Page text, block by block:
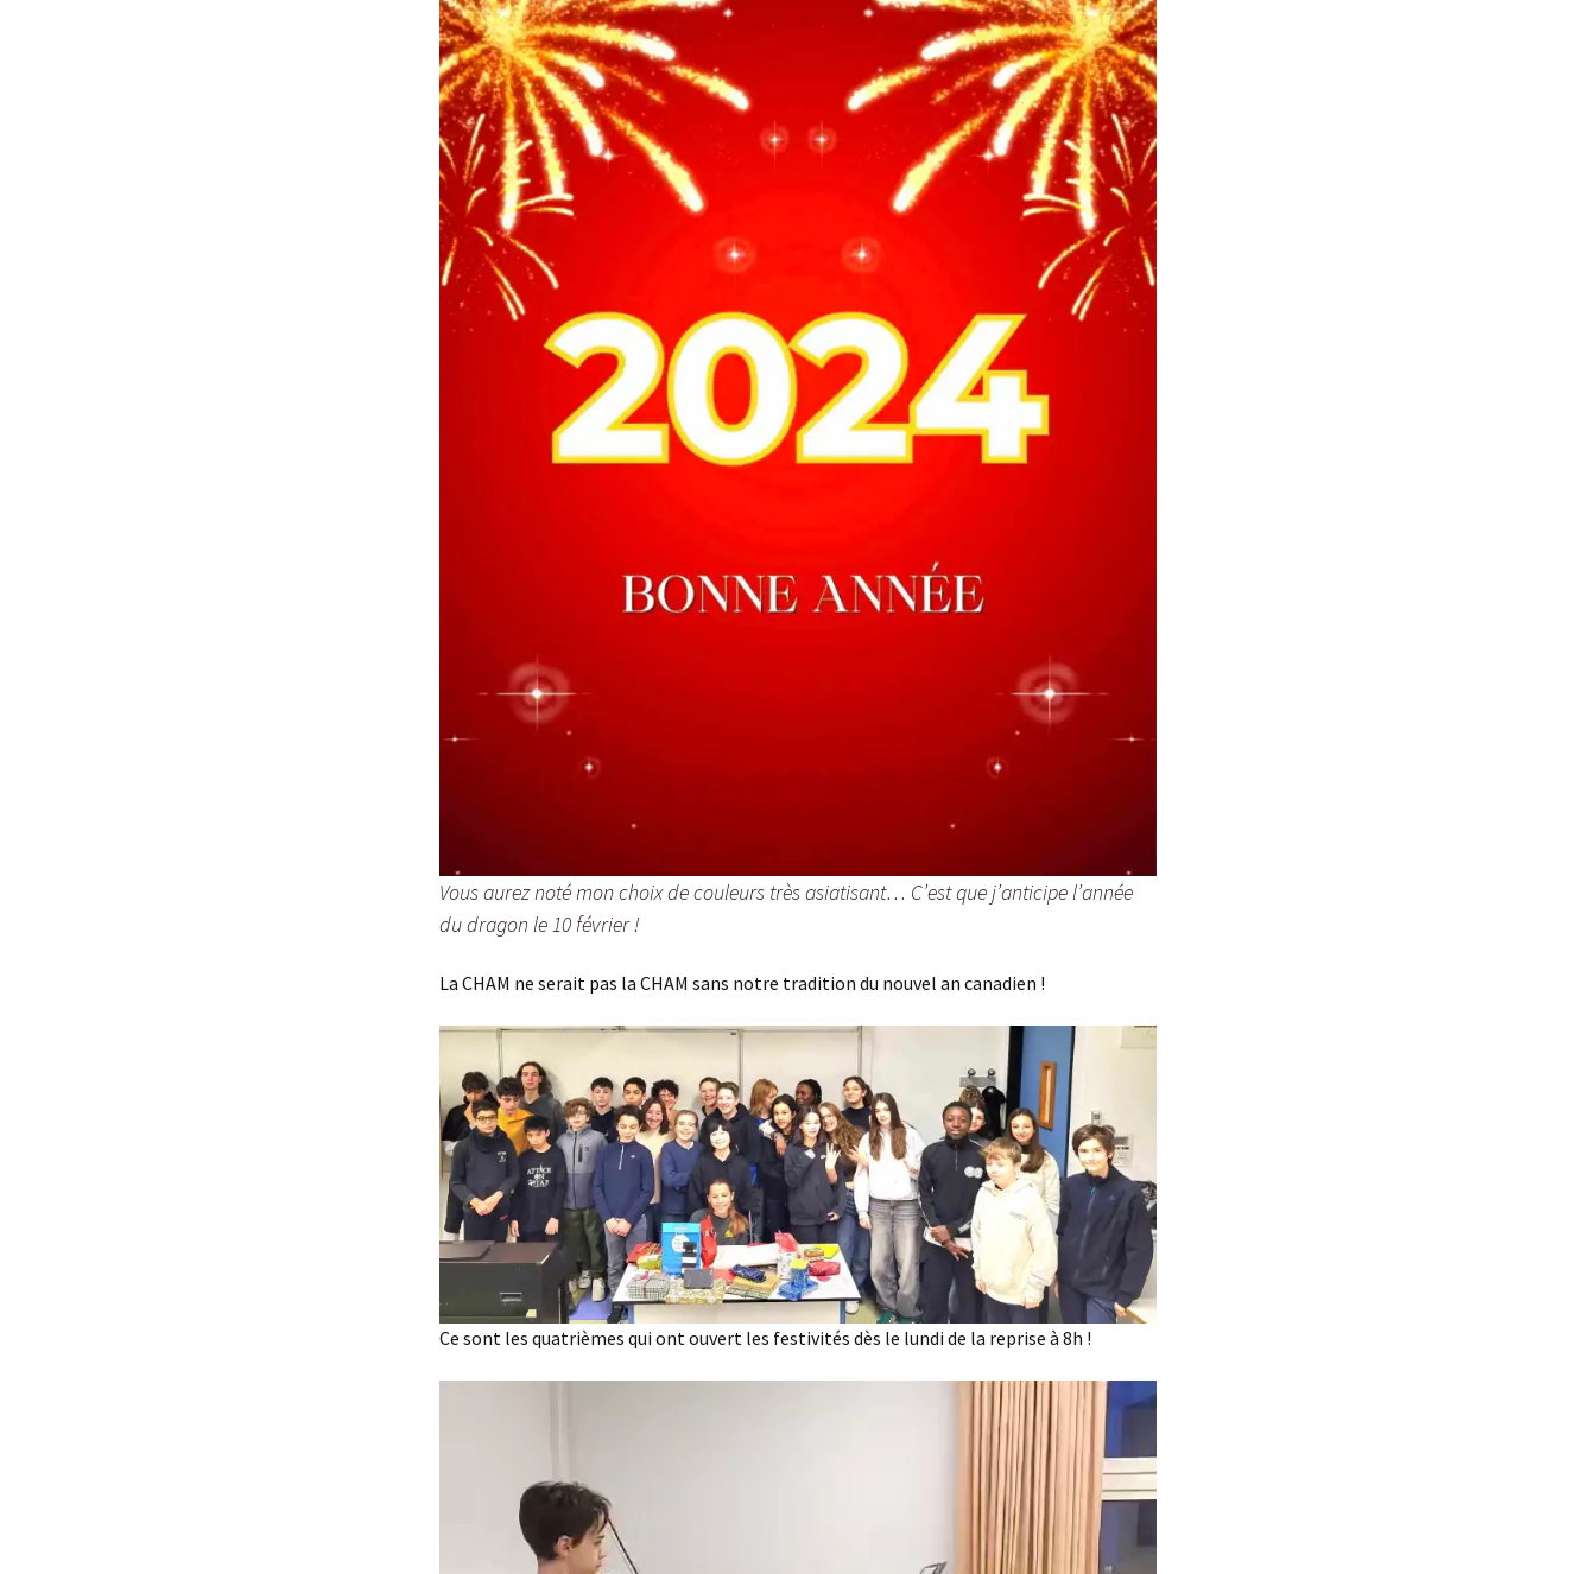
Vous aurez noté mon choix de couleurs très asiatisant… C’est que j’anticipe l’année
du dragon le 10 février !
La CHAM ne serait pas la CHAM sans notre tradition du nouvel an canadien !
Ce sont les quatrièmes qui ont ouvert les festivités dès le lundi de la reprise à 8h !